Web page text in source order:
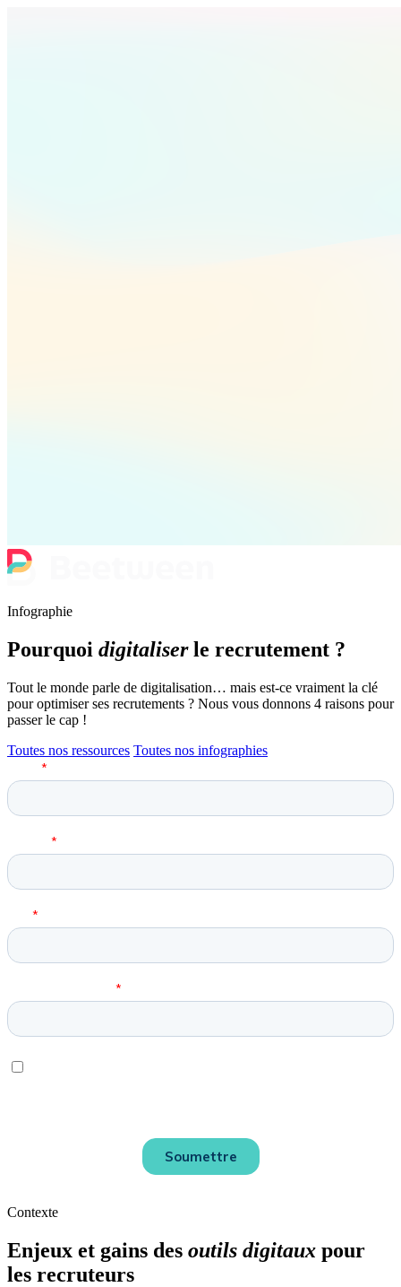
Infographie
Pourquoi digitaliserle recrutement ?
Tout le monde parle de digitalisation… mais est-ce vraiment la clé
pour optimiser ses recrutements ? Nous vous donnons 4 raisons pour
passer le cap !
Toutes nos ressources Toutes nos infographies
Contexte
Enjeux et gains des outils digitaux pour
les recruteurs